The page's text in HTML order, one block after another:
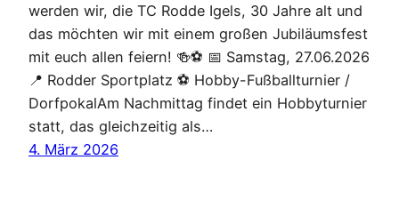
werden wir, die TC Rodde Igels, 30 Jahre alt und
das möchten wir mit einem großen Jubiläumsfest
mit euch allen feiern! 🍻⚽️ 📅 Samstag, 27.06.2026
📍 Rodder Sportplatz ⚽ Hobby-Fußballturnier /
DorfpokalAm Nachmittag findet ein Hobbyturnier
statt, das gleichzeitig als…
4. März 2026